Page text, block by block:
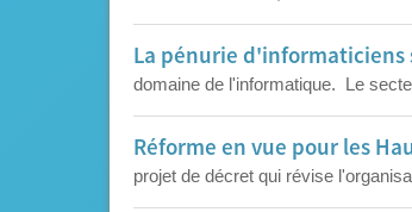
La pénurie d'informaticiens
domaine de l'informatique. Le
Réforme en vue pour les
projet de décret qui révise